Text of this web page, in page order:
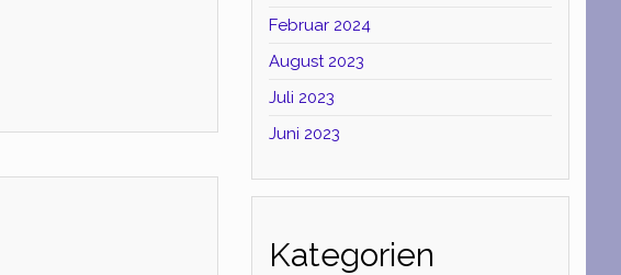
Februar 2024
August 2023
Juli 2023
Juni 2023
Kategorien